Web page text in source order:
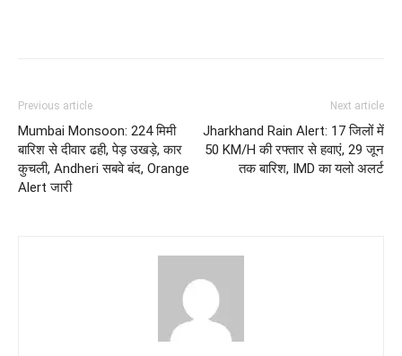
Previous article
Mumbai Monsoon: 224 मिमी
बारिश से दीवार ढही, पेड़ उखड़े, कार
कुचली, Andheri सबवे बंद, Orange
Alert जारी
Next article
Jharkhand Rain Alert: 17 जिलों में
50 KM/H की रफ्तार से हवाएं, 29 जून
तक बारिश, IMD का यलो अलर्ट